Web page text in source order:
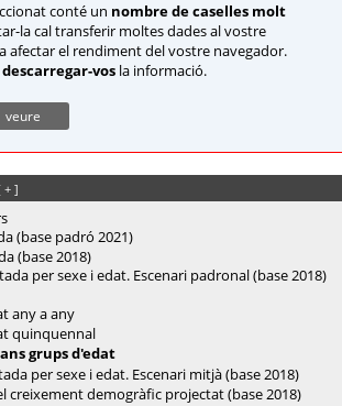
conté un nombre de caselles molt
la cal transferir moltes dades al vostre
afectar el rendiment del vostre navegador.
descarregar-vos la informació.
veure
+ ]
(base padró 2021)
(base 2018)
per sexe i edat. Escenari padronal (base 2018)
any a any
quinquennal
grups d'edat
per sexe i edat. Escenari mitjà (base 2018)
creixement demogràfic projectat (base 2018)